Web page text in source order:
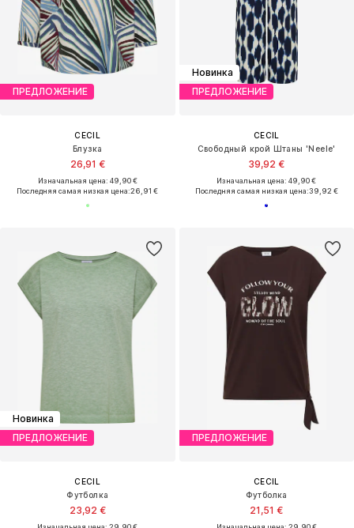
ПРЕДЛОЖЕНИЕ
CECIL
Блузка
26,91 €
Изначальная цена: 49,90 €
Последняя самая низкая цена:26,91 €
Новинка
ПРЕДЛОЖЕНИЕ
CECIL
Свободный крой Штаны 'Neele'
39,92 €
Изначальная цена: 49,90 €
Последняя самая низкая цена:39,92 €
Новинка
ПРЕДЛОЖЕНИЕ
CECIL
Футболка
23,92 €
ПРЕДЛОЖЕНИЕ
CECIL
Футболка
21,51 €